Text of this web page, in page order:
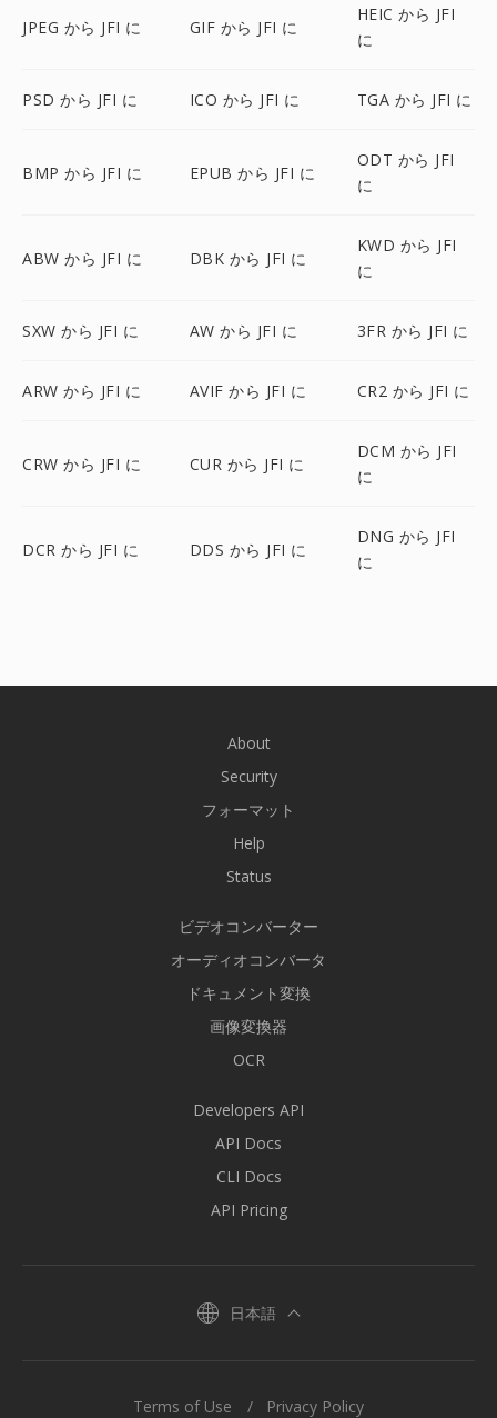
JPEG から JFI に GIF から JFI に
HEIC から JFI
に
PSD から JFI に ICO から JFI に TGA から JFI に
BMP から JFI に EPUB から JFI に
ODT から JFI
に
ABW から JFI に DBK から JFI に
KWD から JFI
に
SXW から JFI に AW から JFI に 3FR から JFI に
ARW から JFI に AVIF から JFI に CR2 から JFI に
CRW から JFI に CUR から JFI に
DCM から JFI
に
DCR から JFI に DDS から JFI に
DNG から JFI
に
About
Security
フォーマット
Help
Status
ビデオコンバーター
オーディオコンバータ
ドキュメント変換
画像変換器
OCR
Developers API
API Docs
CLI Docs
API Pricing
日本語
Terms of Use Privacy Policy